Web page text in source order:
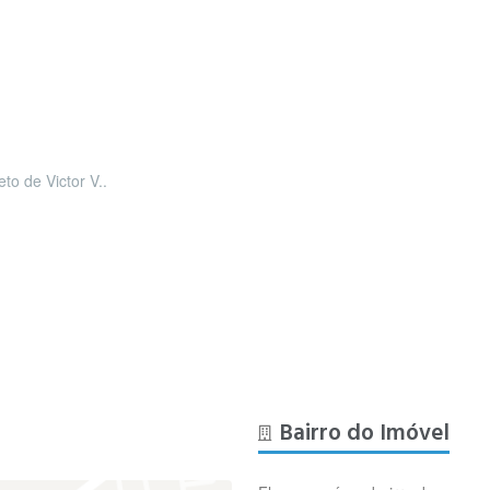
de Victor V..
Bairro do Imóvel